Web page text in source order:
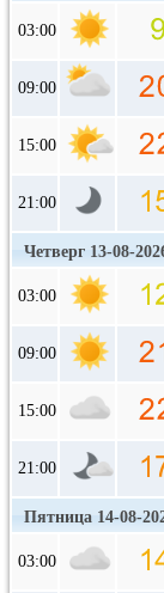
03:00
09:00
15:00
21:00
Четверг 13-08-
03:00
09:00
15:00
21:00
Пятница 14-08-
03:00